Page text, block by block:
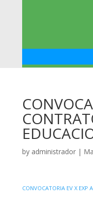
by administrador|
CONVOCATORIA EV X EXP